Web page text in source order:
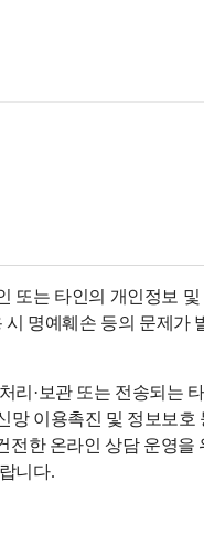
또는 타인의 개인정보
명예훼손 등의 문제가
리·보관 또는 전송되는
이용촉진 및 정보보호
한 온라인 상담 운영
니다.